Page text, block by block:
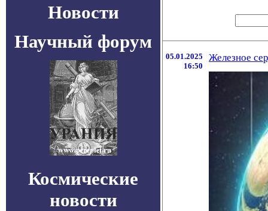
Новости
Научный форум
Космические
новости
05.01.2025
16:50
Железное